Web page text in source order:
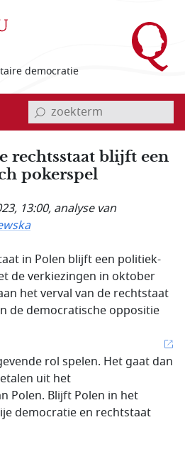
democratie
invoerveld zoekterm
rechtsstaat blijft een
pokerspel
13:00, analyse van
in Polen blijft een politiek-
de verkiezingen in oktober
het verval van de rechtstaat
de democratische oppositie
rol spelen. Het gaat dan
uit het
Polen. Blijft Polen in het
democratie en rechtstaat